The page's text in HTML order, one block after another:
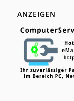
ANZEIGEN